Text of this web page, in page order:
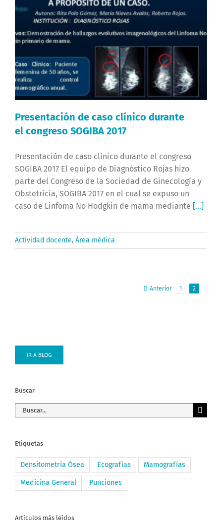
Presentación de caso clínico durante
el congreso SOGIBA 2017
Presentación de caso clínico durante el congreso
SOGIBA 2017 El equipo de Diagnóstico Rojas hizo
parte del Congreso de la Sociedad de Ginecología y
Obstetricia, SOGIBA 2017 en el cual se expuso un
caso de Linfoma No Hodgkin de mama mediante [...]
Actividad docente, Área médica
Anterior 1 2
IR A BLOG
Buscar
Buscar:
Etiquetas
Densitometría Ósea Ecografías Mamografías
Medicina General Punciones
Artículos más leídos